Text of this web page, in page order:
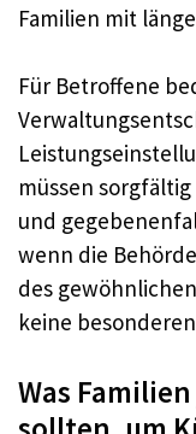
Familien mit
Für Betroffene
müssen
und
wenn die
des
keine
Was